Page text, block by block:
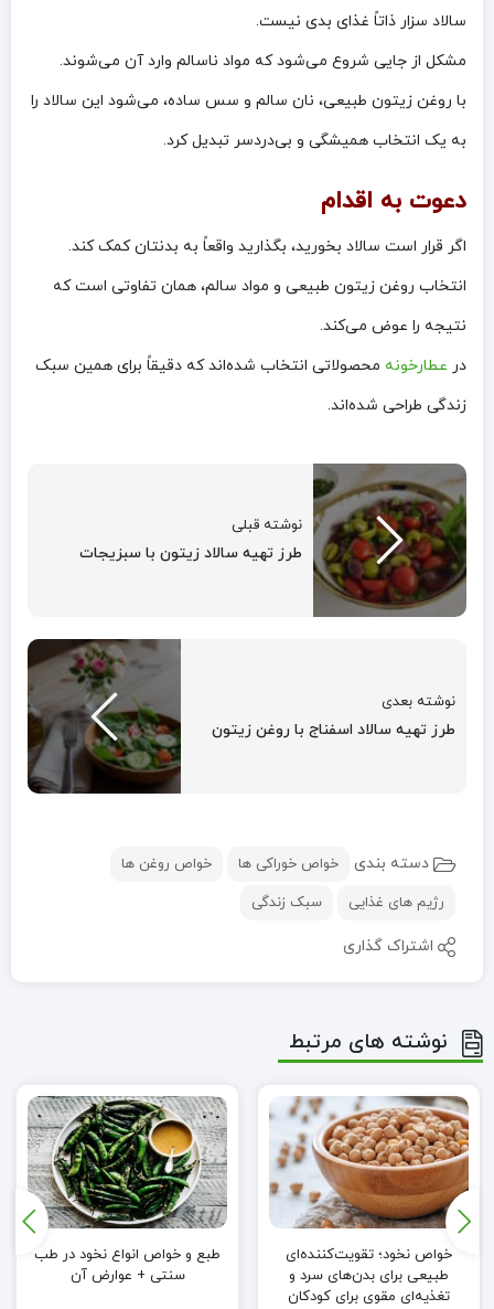
سالاد سزار ذاتاً غذای بدی نیست.
مشکل از جایی شروع می‌شود که مواد ناسالم وارد آن می‌شوند.
با روغن زیتون طبیعی، نان سالم و سس ساده، می‌شود این سالاد را
به یک انتخاب همیشگی و بی‌دردسر تبدیل کرد.
دعوت به اقدام
اگر قرار است سالاد بخورید، بگذارید واقعاً به بدنتان کمک کند.
انتخاب روغن زیتون طبیعی و مواد سالم، همان تفاوتی است که
نتیجه را عوض می‌کند.
در عطارخونه محصولاتی انتخاب شده‌اند که دقیقاً برای همین سبک
زندگی طراحی شده‌اند.
نوشته قبلی
طرز تهیه سالاد زیتون با سبزیجات
نوشته بعدی
طرز تهیه سالاد اسفناج با روغن زیتون
دسته بندی خواص خوراکی ها
خواص روغن ها
رژیم های غذایی
سبک زندگی
اشتراک گذاری
نوشته های مرتبط
خواص نخود؛ تقویت‌کننده‌ای
طبیعی برای بدن‌های سرد و
تغذیه‌ای مقوی برای کودکان
طبع و خواص انواع نخود در طب
سنتی + عوارض آن